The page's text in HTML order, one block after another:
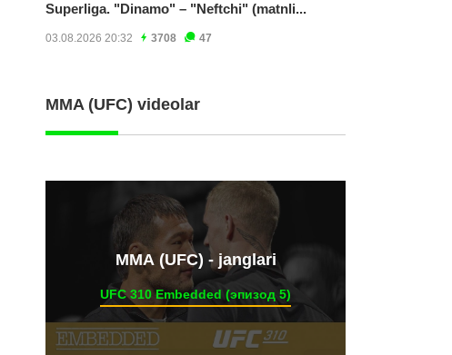
Superliga. "Dinamo" – "Neftchi" (matnli...
03.08.2026 20:32 3708 47
MMA (UFC) videolar
ММА (UFC) - janglari
UFC 310 Embedded (эпизод 5)